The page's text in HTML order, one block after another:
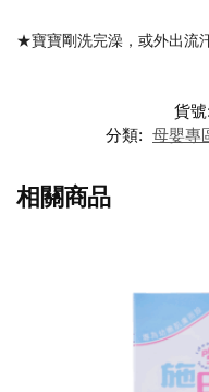
★寶寶剛洗完澡，或外出流
貨號:
分類: 母嬰專
相關商品